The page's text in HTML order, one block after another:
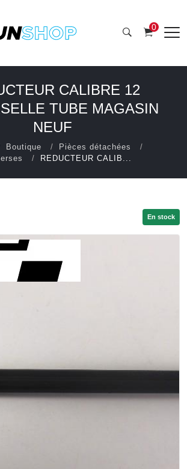
0
CALIBRE 12
TUBE MAGASIN
NEUF
Boutique
Pièces détachées
REDUCTEUR CALIB...
En stock